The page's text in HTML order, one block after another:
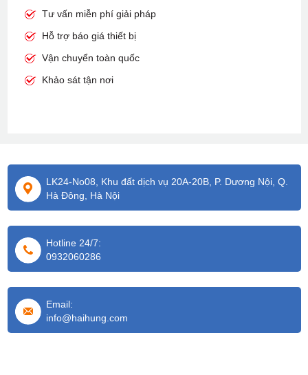
Tư vấn miễn phí giải pháp
Hỗ trợ báo giá thiết bị
Vận chuyển toàn quốc
Khảo sát tận nơi
LK24-No08, Khu đất dịch vụ 20A-20B, P. Dương Nội, Q.
Hà Đông, Hà Nội
Hotline 24/7:
0932060286
Email:
info@haihung.com